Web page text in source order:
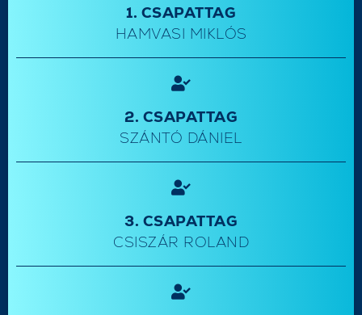
1. CSAPATTAG
HAMVASI MIKLÓS
2. CSAPATTAG
SZÁNTÓ DÁNIEL
3. CSAPATTAG
CSISZÁR ROLAND